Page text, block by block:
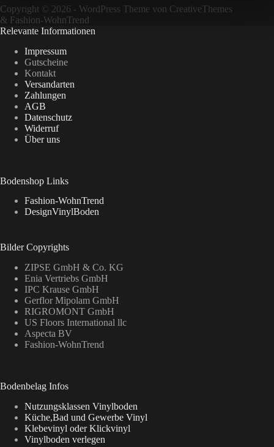
Copyright © 2026 - WordPress Theme von CreativeThemes
& Fashion-WohnTrend
Relevante Informationen
Impressum
Gutscheine
Kontakt
Versandarten
Zahlungen
AGB
Datenschutz
Widerruf
Über uns
Bodenshop Links
Fashion-WohnTrend
DesignVinylBoden
Bilder Copyrights
ZIPSE GmbH & Co. KG
Enia Vertriebs GmbH
IPC Krause GmbH
Gerflor Mipolam GmbH
RIGROMONT GmbH
US Floors International llc
Aspecta BV
Fashion-WohnTrend
Bodenbelag Infos
Nutzungsklassen Vinylboden
Küche,Bad und Gewerbe Vinyl
Klebevinyl oder Klickvinyl
Vinylboden verlegen